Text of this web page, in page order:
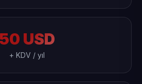
50 USD
+ KDV / yıl